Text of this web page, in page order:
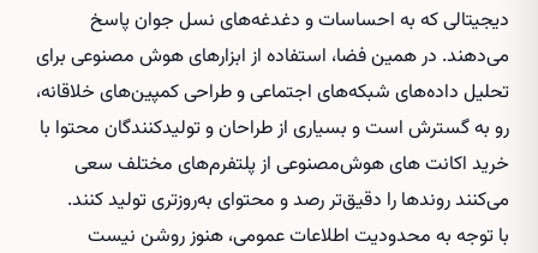
دیجیتالی که به احساسات و دغدغه‌های نسل جوان پاسخ
می‌دهند. در همین فضا، استفاده از ابزارهای هوش مصنوعی برای
تحلیل داده‌های شبکه‌های اجتماعی و طراحی کمپین‌های خلاقانه،
رو به گسترش است و بسیاری از طراحان و تولیدکنندگان محتوا با
خرید اکانت های هوش‌مصنوعی از پلتفرم‌های مختلف سعی
می‌کنند روندها را دقیق‌تر رصد و محتوای به‌روزتری تولید کنند.
با توجه به محدودیت اطلاعات عمومی، هنوز روشن نیست